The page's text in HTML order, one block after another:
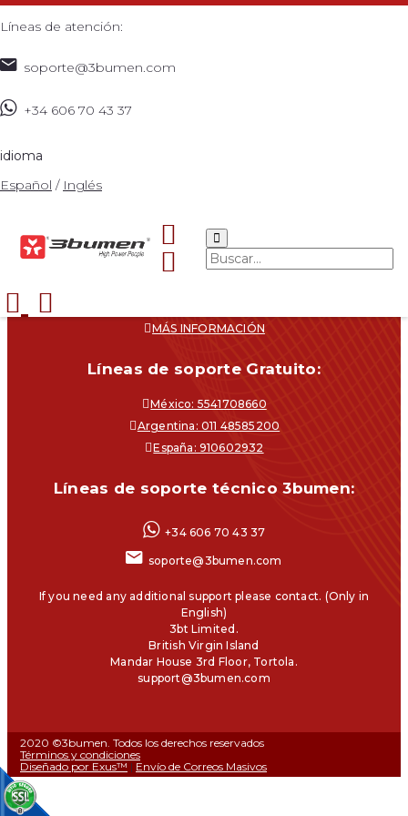
Líneas de atención:
soporte@3bumen.com
+34 606 70 43 37
idioma
Español / Inglés
CATÁLOGO
¿DÓNDE COMPRAR?
MÁS INFORMACIÓN
Líneas de soporte Gratuito:
México: 5541708660
Argentina: 011 48585200
España: 910602932
Líneas de soporte técnico 3bumen:
+34 606 70 43 37
soporte@3bumen.com
If you need any additional support please contact. (Only in
English)
3bt Limited.
British Virgin Island
Mandar House 3rd Floor, Tortola.
support@3bumen.com
2020 ©3bumen. Todos los derechos reservados
Términos y condiciones
Diseñado por Exus™ | Envío de Correos Masivos